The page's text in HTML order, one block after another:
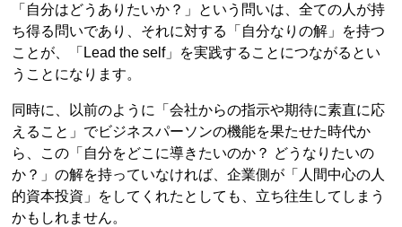
「自分はどうありたいか？」という問いは、全ての人が持
ち得る問いであり、それに対する「自分なりの解」を持つ
ことが、「Lead the self」を実践することにつながるとい
うことになります。
同時に、以前のように「会社からの指示や期待に素直に応
えること」でビジネスパーソンの機能を果たせた時代か
ら、この「自分をどこに導きたいのか？ どうなりたいの
か？」の解を持っていなければ、企業側が「人間中心の人
的資本投資」をしてくれたとしても、立ち往生してしまう
かもしれません。